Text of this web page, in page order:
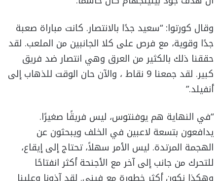
وقال كورتوا: “سعيد جدًا بالانتصار. كانت مباراة صعبة
جدًا وقوية، مع فرص على كلا الجانبين من الملعب. لقد
حققنا ذلك بالكثير من العرق وهي انتصار ضد فريق
كبير. لقد جمعنا 9 نقاط ، والآن حان الوقت للذهاب إلى
أنفيلد.”
“في النهاية هم يوفنتوس، ليس فريقًا صغيرًا.
يدافعون بتسعة لاعبين في الخلف ويبحثون عن
الهجمة المرتدة. ليس الأمر سهلاً، تحتاج إلى إيقاع،
للتحرك من جانب إلى آخر مع الأجنحة أكثر انفتاحًا